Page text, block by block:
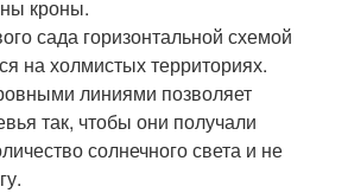
кроны.
сада горизонтальной схемой
на холмистых территориях.
линиями позволяет
так, чтобы они получали
солнечного света и не